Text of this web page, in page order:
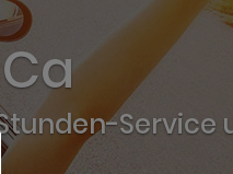
Service